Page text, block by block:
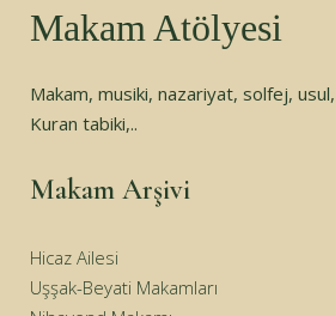
Makam Atölyesi
Makam, musiki, nazariyat, solfej, usul,
Kuran tabiki,..
Makam Arşivi
Hicaz Ailesi
Uşşak-Beyati Makamları